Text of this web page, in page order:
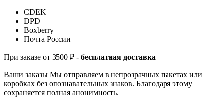
СDEK
DPD
Boxberry
Почта России
При заказе от 3500 ₽ - бесплатная доставка
Ваши заказы Мы отправляем в непрозрачных пакетах или
коробках без опознавательных знаков. Благодаря этому
сохраняется полная анонимность.